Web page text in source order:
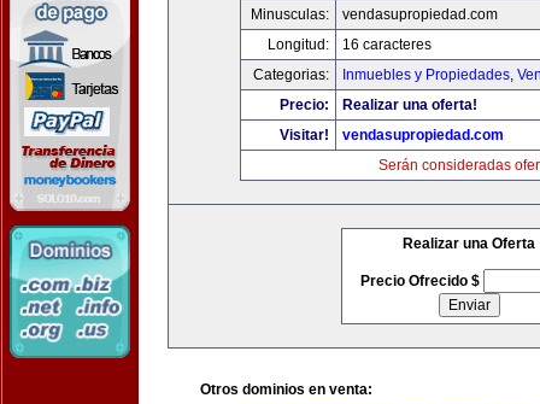
Minusculas:
vendasupropiedad.com
Longitud:
16 caracteres
Categorias:
Inmuebles y Propiedades,
Precio:
Realizar una oferta!
Visitar!
vendasupropiedad.com
Serán consideradas
Realizar una Oferta
Precio Ofrecido $
Otros dominios en venta: